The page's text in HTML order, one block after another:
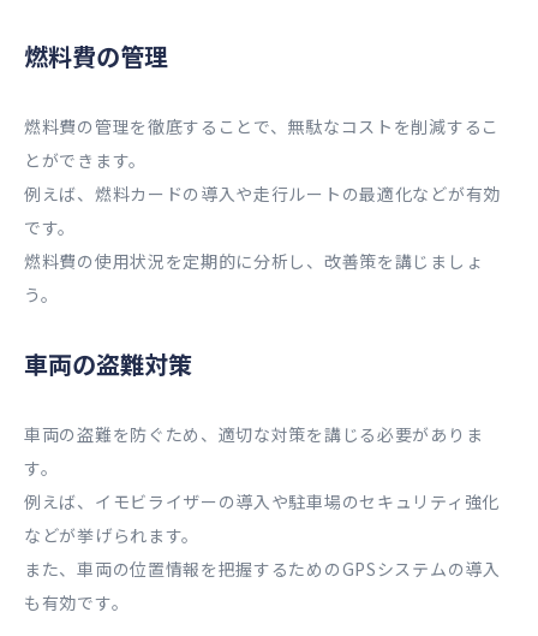
燃料費の管理
燃料費の管理を徹底することで、無駄なコストを削減するこ
とができます。
例えば、燃料カードの導入や走行ルートの最適化などが有効
です。
燃料費の使用状況を定期的に分析し、改善策を講じましょ
う。
車両の盗難対策
車両の盗難を防ぐため、適切な対策を講じる必要がありま
す。
例えば、イモビライザーの導入や駐車場のセキュリティ強化
などが挙げられます。
また、車両の位置情報を把握するためのGPSシステムの導入
も有効です。